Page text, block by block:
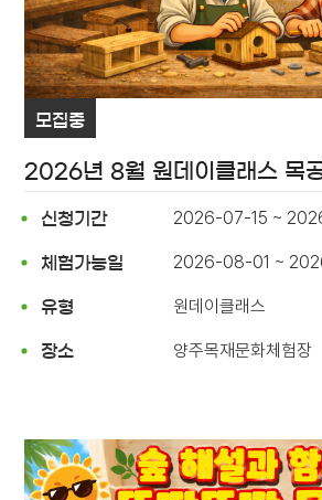
모집중
2026년 8월 원데이클래스 목
신청기간 2026-07-15 ~
체험가능일 2026-08-01 ~
유형 원데이클래스
장소 양주목재문화체험장